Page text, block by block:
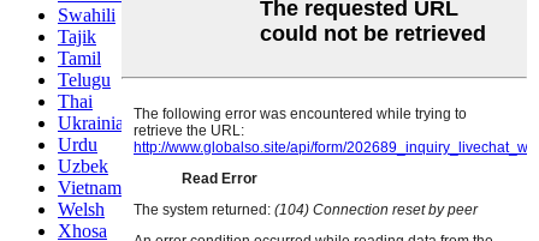
Swahili
Tajik
Tamil
Telugu
Thai
Ukrainian
Urdu
Uzbek
Vietnamese
Welsh
Xhosa